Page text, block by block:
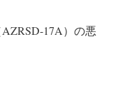
AZRSD-17A）の悪